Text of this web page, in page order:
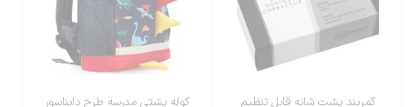
کمربند پشت شانه قابل تنظیم
کوله پشتی مدرسه طرح دایناسور